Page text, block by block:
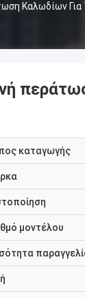
Καλωδίων
καταγωγής
μοντέλου